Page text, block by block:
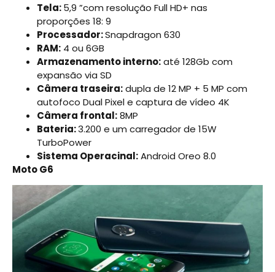
Tela:5,9 ”com resolução Full HD+ nas
proporções 18: 9
Processador:Snapdragon 630
RAM: 4 ou 6GB
Armazenamento interno:até 128Gb com
expansão via SD
Câmera traseira:dupla de 12 MP + 5 MP com
autofoco Dual Pixel e captura de vídeo 4K
Câmera frontal:8MP
Bateria:3.200 e um carregador de 15W
TurboPower
Sistema Operacinal:Android Oreo 8.0
Moto G6